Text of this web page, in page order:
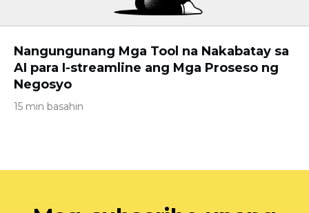
Nangungunang Mga Tool na Nakabatay sa
AI para I-streamline ang Mga Proseso ng
Negosyo
15 min basahin